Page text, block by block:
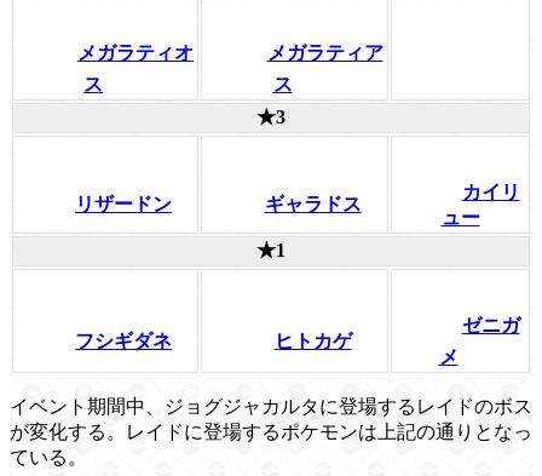
メガラティオ
ス
メガラティア
ス
★3
リザードン ギャラドス
カイリ
ュー
★1
フシギダネ ヒトカゲ
ゼニガ
メ
イベント期間中、ジョグジャカルタに登場するレイドのボス
が変化する。レイドに登場するポケモンは上記の通りとなっ
ている。